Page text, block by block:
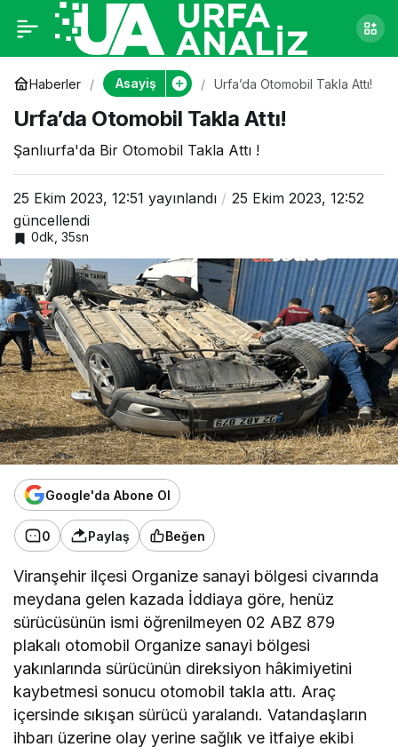
Haberler Asayiş Urfa’da Otomobil Takla Attı!
Urfa’da Otomobil Takla Attı!
Şanlıurfa'da Bir Otomobil Takla Attı !
25 Ekim 2023, 12:51 yayınlandı
25 Ekim 2023, 12:52
güncellendi
0dk, 35sn
Google'da Abone Ol
0 Paylaş Beğen
Viranşehir ilçesi Organize sanayi bölgesi civarında
meydana gelen kazada İddiaya göre, henüz
sürücüsünün ismi öğrenilmeyen 02 ABZ 879
plakalı otomobil Organize sanayi bölgesi
yakınlarında sürücünün direksiyon hâkimiyetini
kaybetmesi sonucu otomobil takla attı. Araç
içersinde sıkışan sürücü yaralandı. Vatandaşların
ihbarı üzerine olay yerine sağlık ve itfaiye ekibi
Urfa’da Otomobil
Takla Attı!
0